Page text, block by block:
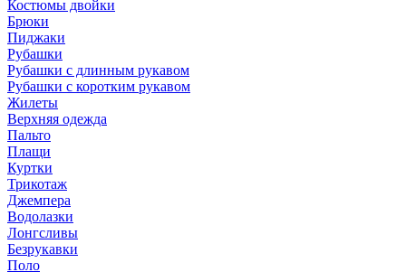
Костюмы двойки
Брюки
Пиджаки
Рубашки
Рубашки с длинным рукавом
Рубашки с коротким рукавом
Жилеты
Верхняя одежда
Пальто
Плащи
Куртки
Трикотаж
Джемпера
Водолазки
Лонгсливы
Безрукавки
Поло